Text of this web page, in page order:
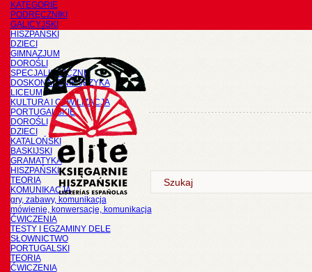
KATEGORIE
PODRĘCZNIKI
GALICYJSKI
HISZPAŃSKI
DZIECI
GIMNAZJUM
DOROŚLI
SPECJALISTYCZNE
DOSKONALENIE JĘZYKA
LICEUM
KULTURA I CYWILIZACJA
PORTUGALSKIE
DOROŚLI
DZIECI
KATALOŃSKI
BASKIJSKI
GRAMATYKA
HISZPAŃSKI
TEORIA
KOMUNIKACJA
gry, zabawy, komunikacja
mówienie, konwersacje, komunikacja
ĆWICZENIA
TESTY I EGZAMINY DELE
SŁOWNICTWO
PORTUGALSKI
TEORIA
ĆWICZENIA